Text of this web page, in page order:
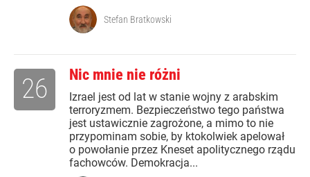
Stefan Bratkowski
Nic mnie nie różni
Izrael jest od lat w stanie wojny z arabskim
terroryzmem. Bezpieczeństwo tego państwa
jest ustawicznie zagrożone, a mimo to nie
przypominam sobie, by ktokolwiek apelował
o powołanie przez Kneset apolitycznego rządu
fachowców. Demokracja...
26